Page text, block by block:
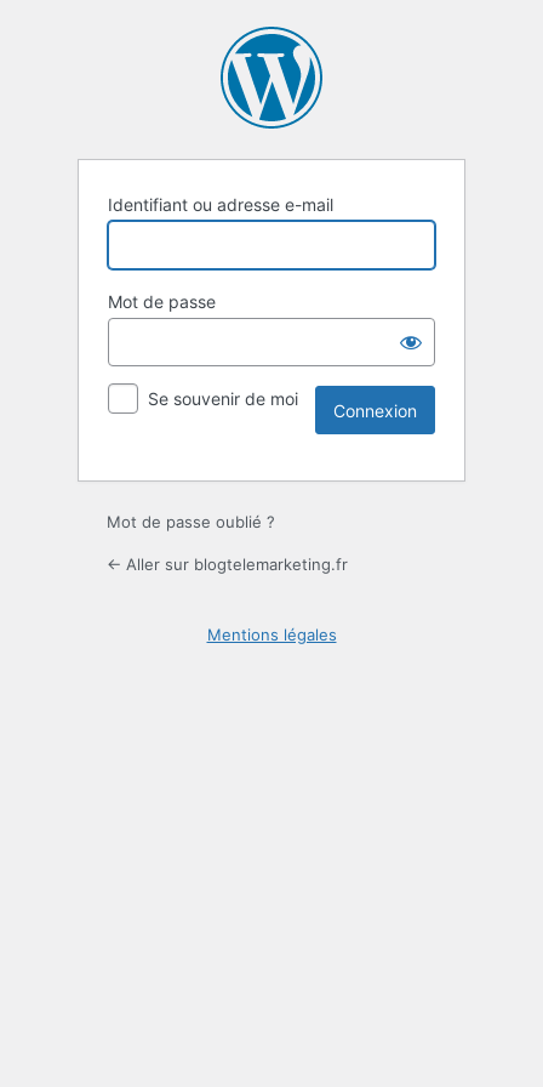
Identifiant ou adresse e-mail
Mot de passe
Se souvenir de moi
Mot de passe oublié ?
← Aller sur blogtelemarketing.fr
Mentions légales